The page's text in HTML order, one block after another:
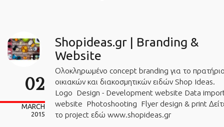
02
MARCH
2015
Shopideas.gr | Branding &
Website
Ολοκληρωμένο concept branding για το
οικιακών και διακοσμητικών ειδών Shop Ideas.
Logo Design - Development website Data
website Photoshooting Flyer design & print
το project εδώ www.shopideas.gr